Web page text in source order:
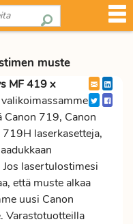
muste
MF 419 x
Canon 719, Canon
laserkasetteja,
lasertulostimesi
että muste alkaa
uusi Canon
Varastotuotteilla